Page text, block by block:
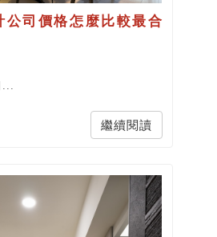
公司價格怎麼比較最合
繼續閱讀